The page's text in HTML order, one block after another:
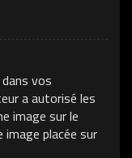
vos
a autorisé les
image sur le
placée sur